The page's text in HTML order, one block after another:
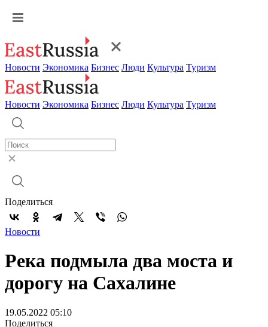
Новости Экономика Бизнес Люди Культура Туризм
Новости Экономика Бизнес Люди Культура Туризм
Поделиться
Новости
Река подмыла два моста и
дорогу на Сахалине
19.05.2022 05:10
Поделиться